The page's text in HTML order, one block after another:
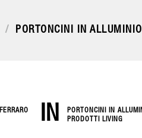
/ PORTONCINI IN
FERRARO IN
PORTONCINI IN
PRODOTTI LIVING